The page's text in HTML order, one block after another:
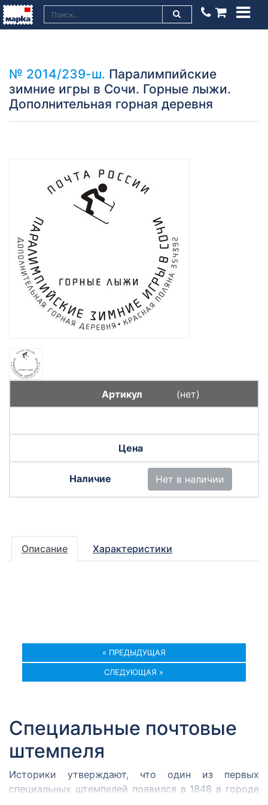
№ 2014/239-ш. Паралимпийские
зимние игры в Сочи. Горные лыжи.
Дополнительная горная деревня
(нет)
Нет в наличии
Описание Характеристики
« ПРЕДЫДУЩАЯ
СЛЕДУЮЩАЯ »
Специальные почтовые
штемпеля
Историки утверждают, что один из первых
специальных штемпелей появился в 1848 в городе